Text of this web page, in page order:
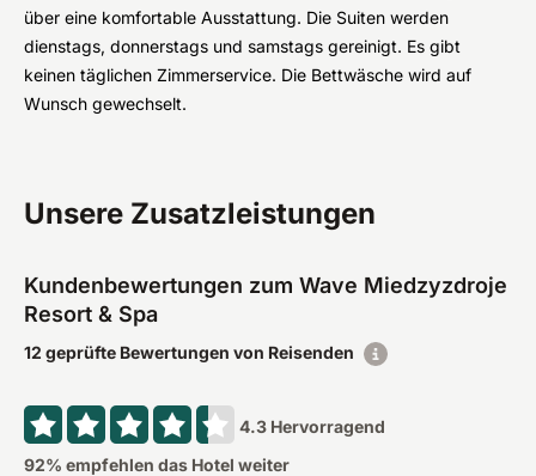
über eine komfortable Ausstattung. Die Suiten werden
dienstags, donnerstags und samstags gereinigt. Es gibt
keinen täglichen Zimmerservice. Die Bettwäsche wird auf
Wunsch gewechselt.
Unsere Zusatzleistungen
Kundenbewertungen zum Wave Miedzyzdroje
Resort & Spa
12 geprüfte Bewertungen von Reisenden
4.3 Hervorragend
92% empfehlen das Hotel weiter